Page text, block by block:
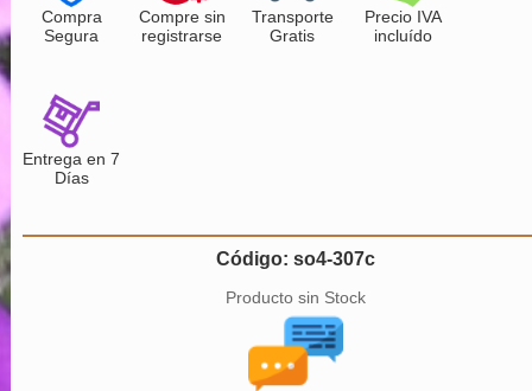
Compra
Segura
Compre sin
registrarse
Transporte
Gratis
Precio IVA
incluído
Entrega en 7
Días
Código: so4-307c
Producto sin Stock